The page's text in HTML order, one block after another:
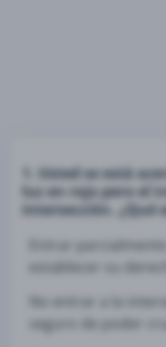
1. Usted se está
luz en rojo pero el
intersección. ¿Qué
Entrar
establecer su
No entrar a la
seguro de poder